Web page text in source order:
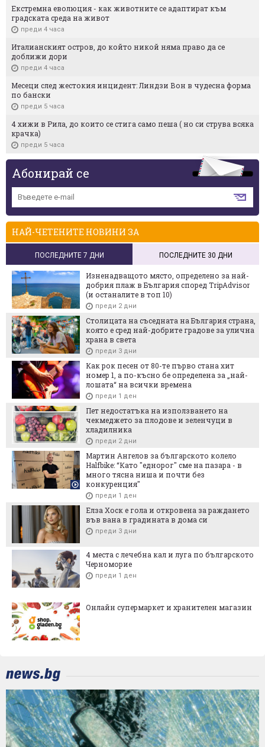
Екстремна еволюция - как животните се адаптират към
градската среда на живот
преди 4 часа
Италианският остров, до който никой няма право да се
доближи дори
преди 4 часа
Месеци след жестокия инцидент: Линдзи Вон в чудесна форма
по бански
преди 5 часа
4 хижи в Рила, до които се стига само пеша ( но си струва всяка
крачка)
преди 5 часа
Абонирай се
НАЙ-ЧЕТЕНИТЕ НОВИНИ ЗА
ПОСЛЕДНИТЕ 7 ДНИ ПОСЛЕДНИТЕ 30 ДНИ
Изненадващото място, определено за най-
добрия плаж в България според TripAdvisor
(и останалите в топ 10)
преди 2 дни
Столицата на съседната на България страна,
която е сред най-добрите градове за улична
храна в света
преди 3 дни
Как рок песен от 80-те първо стана хит
номер 1, а по-късно бе определена за „най-
лошата“ на всички времена
преди 1 ден
Пет недостатъка на използването на
чекмеджето за плодове и зеленчуци в
хладилника
преди 2 дни
Мартин Ангелов за българското колело
Halfbike: “Като "еднорог" сме на пазара - в
много тясна ниша и почти без
конкуренция"
преди 1 ден
Елза Хоск е гола и откровена за раждането
във вана в градината в дома си
преди 3 дни
4 места с лечебна кал и луга по българското
Черноморие
преди 1 ден
Онлайн супермаркет и хранителен магазин